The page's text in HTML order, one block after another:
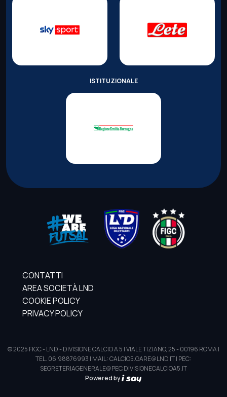
ISTITUZIONALE
CONTATTI
AREA SOCIETÀ LND
COOKIE POLICY
PRIVACY POLICY
© 2025 FIGC - LND - DIVISIONE CALCIO A 5 | VIALE TIZIANO, 25 - 00196 ROMA |
TEL. 06.98876993 | MAIL: CALCIO5.GARE@LND.IT | PEC:
SEGRETERIAGENERALE@PEC.DIVISIONECALCIOA5.IT
Powered by